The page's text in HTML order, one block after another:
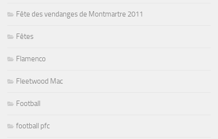
Fête des vendanges de Montmartre 2011
Fêtes
Flamenco
Fleetwood Mac
Football
football pfc